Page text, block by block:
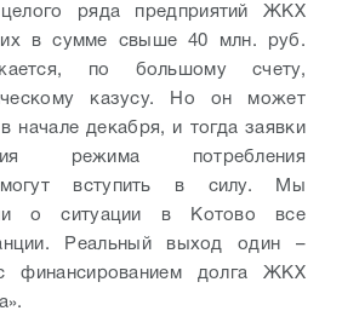
целого ряда предприятий ЖКХ
в сумме свыше 40 млн. руб.
по большому счету,
казусу. Но он может
начале декабря, и тогда заявки
режима потребления
могут вступить в силу. Мы
о ситуации в Котово все
Реальный выход один –
финансированием долга ЖКХ